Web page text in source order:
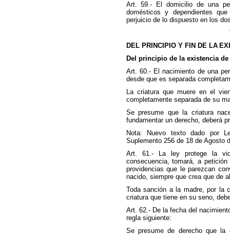
Art. 59.- El domicilio de una
domésticos y dependientes
perjuicio de lo dispuesto en los
DEL PRINCIPIO Y FIN DE LA
Del principio de la existencia
Art. 60.- El nacimiento de una
desde que es separada
La criatura que muere en el
completamente separada de su
Se presume que la criatura
fundamentar un derecho, deberá
Nota: Nuevo texto dado por
Suplemento 256 de 18 de Agosto
Art. 61.- La ley protege la
consecuencia, tomará, a
providencias que le parezcan
nacido, siempre que crea que de
Toda sanción a la madre, por la
criatura que tiene en su seno,
Art. 62.- De la fecha del
regla siguiente:
Se presume de derecho que la